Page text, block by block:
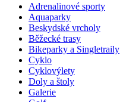
Adrenalinové sporty
Aquaparky
Beskydské vrcholy
Běžecké trasy
Bikeparky a Singletraily
Cyklo
Cyklovýlety
Doly a štoly
Galerie